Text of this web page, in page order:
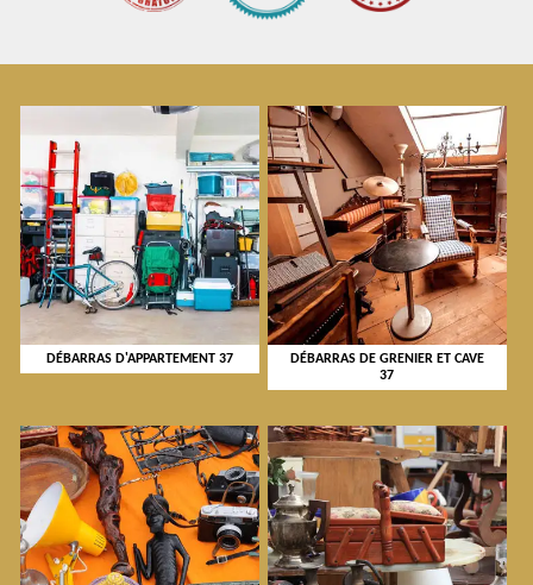
DÉBARRAS D'APPARTEMENT 37
DÉBARRAS DE GRENIER ET CAVE
37